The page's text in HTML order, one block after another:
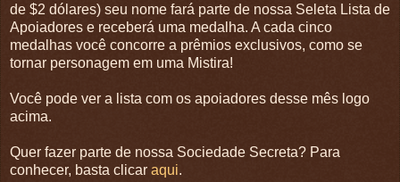
de $2 dólares) seu nome fará parte de nossa Seleta Lista de
Apoiadores e receberá uma medalha. A cada cinco
medalhas você concorre a prêmios exclusivos, como se
tornar personagem em uma Mistira!
Você pode ver a lista com os apoiadores desse mês logo
acima.
Quer fazer parte de nossa Sociedade Secreta? Para
conhecer, basta clicar aqui.